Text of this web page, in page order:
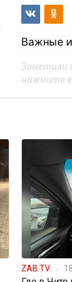
Важные
Заметили
нажмите
ZAB.TV